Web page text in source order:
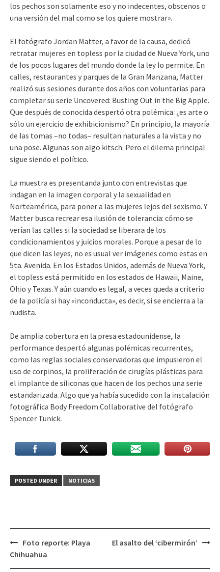
los pechos son solamente eso y no indecentes, obscenos o
una versión del mal como se los quiere mostrar».
El fotógrafo Jordan Matter, a favor de la causa, dedicó
retratar mujeres en topless por la ciudad de Nueva York, uno
de los pocos lugares del mundo donde la ley lo permite. En
calles, restaurantes y parques de la Gran Manzana, Matter
realizó sus sesiones durante dos años con voluntarias para
completar su serie Uncovered: Busting Out in the Big Apple.
Que después de conocida despertó otra polémica: ¿es arte o
sólo un ejercicio de exhibicionismo? En principio, la mayoría
de las tomas –no todas– resultan naturales a la vista y no
una pose. Algunas son algo kitsch. Pero el dilema principal
sigue siendo el político.
La muestra es presentanda junto con entrevistas que
indagan en la imagen corporal y la sexualidad en
Norteamérica, para poner a las mujeres lejos del sexismo. Y
Matter busca recrear esa ilusión de tolerancia: cómo se
verían las calles si la sociedad se liberara de los
condicionamientos y juicios morales. Porque a pesar de lo
que dicen las leyes, no es usual ver imágenes como estas en
5ta. Avenida. En los Estados Unidos, además de Nueva York,
el topless está permitido en los estados de Hawaii, Maine,
Ohio y Texas. Y aún cuando es legal, a veces queda a criterio
de la policía si hay «inconducta», es decir, si se encierra a la
nudista.
De amplia cobertura en la presa estadounidense, la
performance despertó algunas polémicas recurrentes,
como las reglas sociales conservadoras que impusieron el
uso de corpiños, la proliferación de cirugías plásticas para
el implante de siliconas que hacen de los pechos una serie
estandarizada. Algo que ya había sucedido con la instalación
fotográfica Body Freedom Collaborative del fotógrafo
Spencer Tunick.
POSTED UNDER NOTICIAS
Post
navigation
Foto reporte: Playa
Chihuahua
El asalto del ‘cibermirón’